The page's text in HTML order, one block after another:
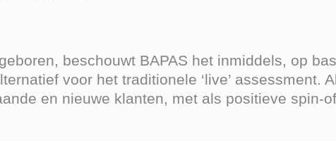
beschouwt BAPAS het inmiddels, op
voor het traditionele ‘live’ assessment.
en nieuwe klanten, met als positieve spin-